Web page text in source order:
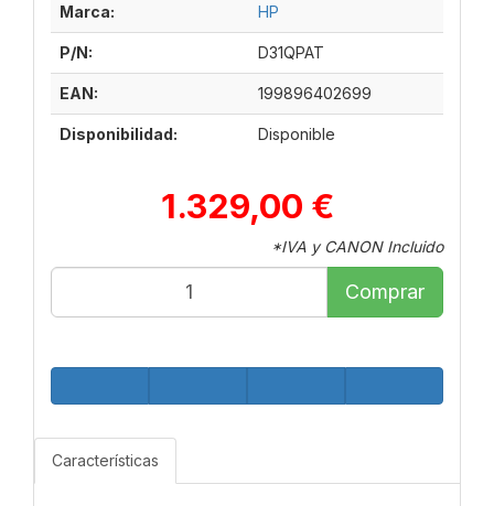
Marca: HP
P/N: D31QPAT
EAN: 199896402699
Disponibilidad: Disponible
1.329,00 €
*IVA y CANON Incluido
Comprar
Características